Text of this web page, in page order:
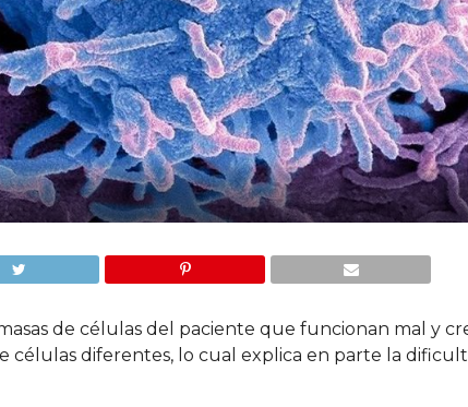
de células del paciente que funcionan mal y
células diferentes, lo cual explica en parte la